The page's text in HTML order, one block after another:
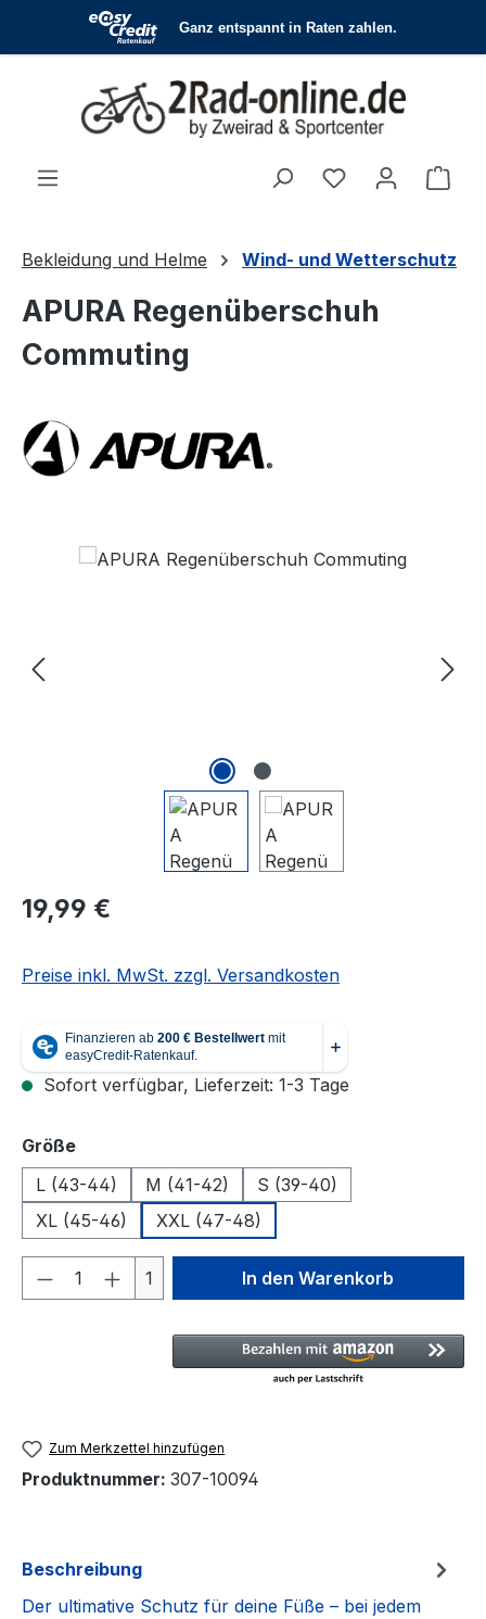
Zum Hauptinhalt springen
Du hast 0
Bekleidung und Helme Wind- und Wetterschutz
APURA Regenüberschuh
Commuting
Regulärer Preis:
19,99 €
Preise inkl. MwSt. zzgl. Versandkosten
Sofort verfügbar, Lieferzeit: 1-3 Tage
Größeauswählen
L (43-44)
M (41-42)
S (39-40)
XL (45-46)
XXL (47-48)
Produkt Anzahl: Gib den
1 In den Warenkorb
Zum Merkzettel hinzufügen
Produktnummer: 307-10094
Beschreibung
Der ultimative Schutz für deine Füße – bei jedem